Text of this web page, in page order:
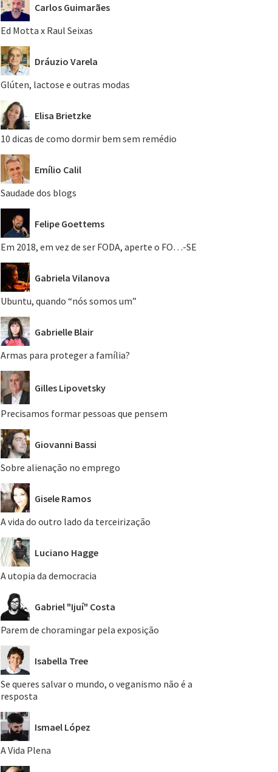
Carlos Guimarães
Ed Motta x Raul Seixas
Dráuzio Varela
Glúten, lactose e outras modas
Elisa Brietzke
10 dicas de como dormir bem sem remédio
Emílio Calil
Saudade dos blogs
Felipe Goettems
Em 2018, em vez de ser FODA, aperte o FO…-SE
Gabriela Vilanova
Ubuntu, quando “nós somos um”
Gabrielle Blair
Armas para proteger a família?
Gilles Lipovetsky
Precisamos formar pessoas que pensem
Giovanni Bassi
Sobre alienação no emprego
Gisele Ramos
A vida do outro lado da terceirização
Luciano Hagge
A utopia da democracia
Gabriel "Ijuí" Costa
Parem de choramingar pela exposição
Isabella Tree
Se queres salvar o mundo, o veganismo não é a
resposta
Ismael López
A Vida Plena